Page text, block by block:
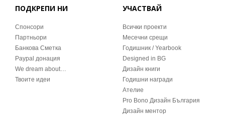
ПОДКРЕПИ НИ
Спонсори
Партньори
Банкова Сметка
Paypal донация
We dream about…
Твоите идеи
УЧАСТВАЙ
Всички проекти
Месечни срещи
Годишник / Yearbook
Designed in BG
Дизайн книги
Годишни награди
Ателие
Pro Bono Дизайн България
Дизайн ментор